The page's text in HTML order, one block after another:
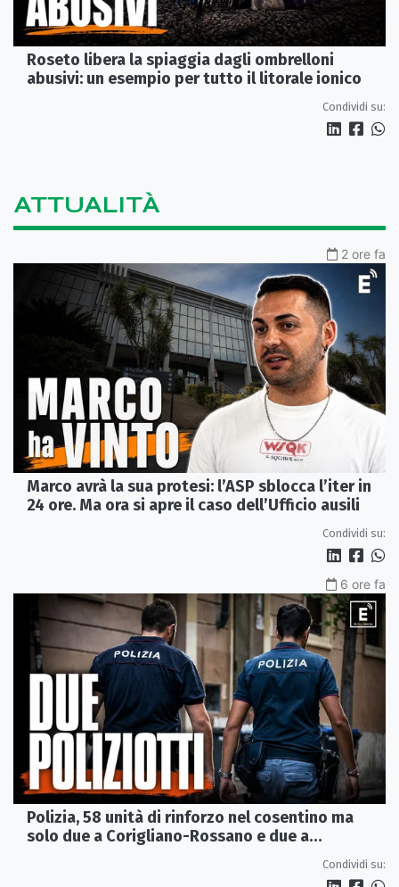
Roseto libera la spiaggia dagli ombrelloni
abusivi: un esempio per tutto il litorale ionico
Condividi su:
ATTUALITÀ
2 ore fa
Marco avrà la sua protesi: l’ASP sblocca l’iter in
24 ore. Ma ora si apre il caso dell’Ufficio ausili
Condividi su:
6 ore fa
Polizia, 58 unità di rinforzo nel cosentino ma
solo due a Corigliano-Rossano e due a
Condividi su: